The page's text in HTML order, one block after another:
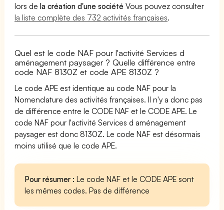
lors dela création d'une société Vous pouvez consulter
la liste complète des 732 activités françaises.
Quel est le code NAF pour l'activité Services d
aménagement paysager ? Quelle différence entre
code NAF 8130Z et code APE 8130Z ?
Le code APE est identique au code NAF pour la
Nomenclature des activités françaises. Il n'y a donc pas
de différence entre le CODE NAF et le CODE APE. Le
code NAF pour l'activité Services d aménagement
paysager est donc 8130Z. Le code NAF est désormais
moins utilisé que le code APE.
Pour résumer : Le code NAF et le CODE APE sont
les mêmes codes. Pas de différence